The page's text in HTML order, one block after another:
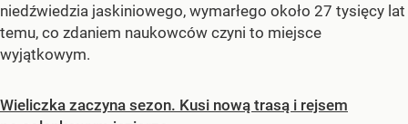
niedźwiedzia jaskiniowego, wymarłego około 27 tysięcy lat
temu, co zdaniem naukowców czyni to miejsce
wyjątkowym.
Wieliczka zaczyna sezon. Kusi nową trasą i rejsem